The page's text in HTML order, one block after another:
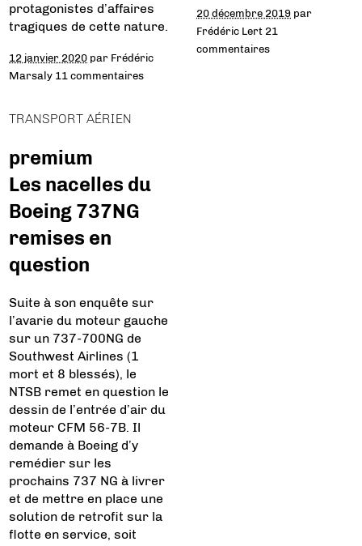
protagonistes d’affaires
tragiques de cette nature.
12 janvier 2020 par Frédéric
Marsaly 11 commentaires
20 décembre 2019 par
Frédéric Lert 21
commentaires
TRANSPORT AÉRIEN
premium
Les nacelles du
Boeing 737NG
remises en
question
Suite à son enquête sur
l’avarie du moteur gauche
sur un 737-700NG de
Southwest Airlines (1
mort et 8 blessés), le
NTSB remet en question le
dessin de l’entrée d’air du
moteur CFM 56-7B. Il
demande à Boeing d’y
remédier sur les
prochains 737 NG à livrer
et de mettre en place une
solution de retrofit sur la
flotte en service, soit